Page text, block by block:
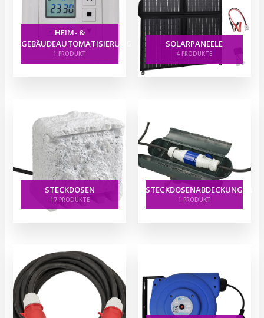
HEIM- &
GEBÄUDEAUTOMATISIERUNG
1 PRODUKT
SOLARPANEELE
4 PRODUKTE
STECKDOSEN
17 PRODUKTE
STECKDOSENABDECKUNGEN
1 PRODUKT